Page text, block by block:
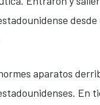
aparatos
En